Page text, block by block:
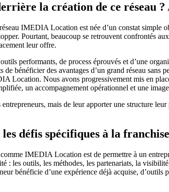
la création de ce réseau
IMEDIA Location est née d’un constat simple
Pourtant, beaucoup se retrouvent confrontés
leur offre.
performants, de process éprouvés et d’une
de bénéficier des avantages d’un grand réseau
Location. Nous avons progressivement mis en
un accompagnement opérationnel et une
mais de leur apporter une structure
les défis spécifiques à la
IMEDIA Location est de permettre à un
: les outils, les méthodes, les partenariats, la
bénéficie d’une expérience déjà acquise,